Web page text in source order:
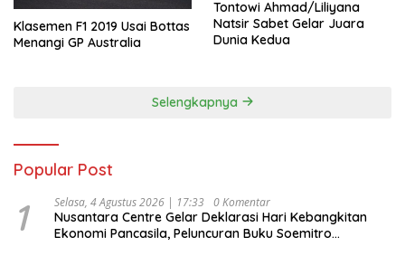
Klasemen F1 2019 Usai Bottas
Menangi GP Australia
Tontowi Ahmad/Liliyana
Natsir Sabet Gelar Juara
Dunia Kedua
Selengkapnya
Popular Post
1 Selasa, 4 Agustus 2026 | 17:33 0 Komentar
Nusantara Centre Gelar Deklarasi Hari Kebangkitan
Ekonomi Pancasila, Peluncuran Buku Soemitro